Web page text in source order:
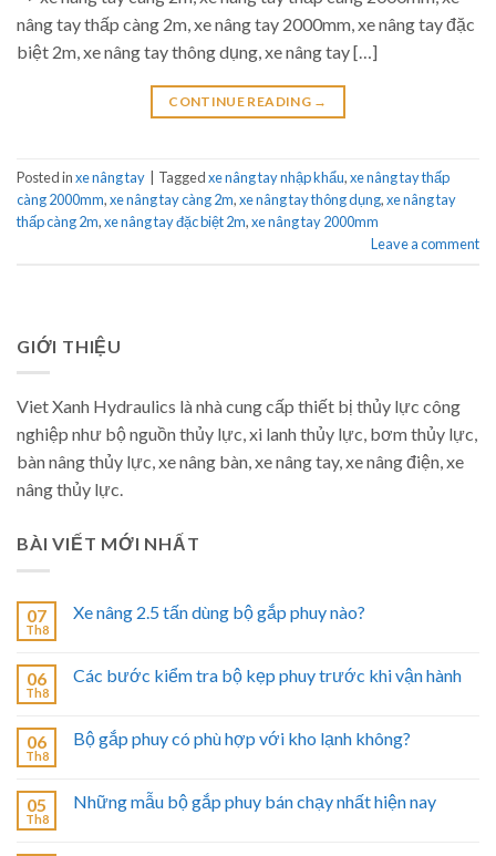
nâng tay thấp càng 2m, xe nâng tay 2000mm, xe nâng tay đặc
biệt 2m, xe nâng tay thông dụng, xe nâng tay […]
CONTINUE READING →
Posted inxe nâng tay Taggedxe nâng tay nhập khẩu,xe nâng tay thấp
càng 2000mm,xe nâng tay càng 2m,xe nâng tay thông dụng,xe nâng tay
thấp càng 2m,xe nâng tay đặc biệt 2m,xe nâng tay 2000mm
Leave a comment
GIỚI THIỆU
Viet Xanh Hydraulics là nhà cung cấp thiết bị thủy lực công
nghiệp như bộ nguồn thủy lực, xi lanh thủy lực, bơm thủy lực,
bàn nâng thủy lực, xe nâng bàn, xe nâng tay, xe nâng điện, xe
nâng thủy lực.
BÀI VIẾT MỚI NHẤT
07
Th8
Xe nâng 2.5 tấn dùng bộ gắp phuy nào?
06
Th8
Các bước kiểm tra bộ kẹp phuy trước khi vận hành
06
Th8
Bộ gắp phuy có phù hợp với kho lạnh không?
05
Th8
Những mẫu bộ gắp phuy bán chạy nhất hiện nay